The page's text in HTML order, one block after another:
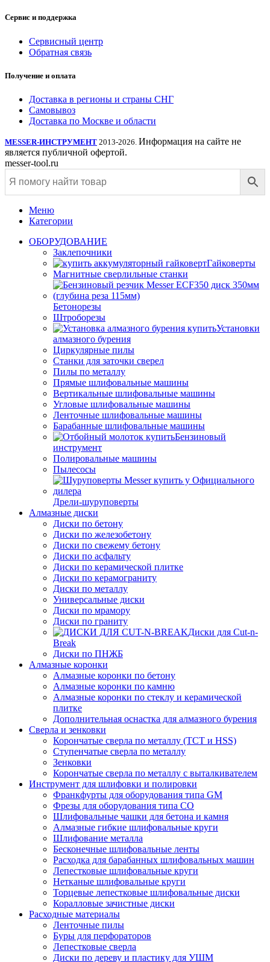
Сервис и поддержка
Сервисный центр
Обратная связь
Получение и оплата
Доставка в регионы и страны СНГ
Самовывоз
Доставка по Москве и области
MESSER-ИНСТРУМЕНТ 2013-2026. Информация на сайте не
является публичной офертой.
messer-tool.ru
Меню
Категории
ОБОРУДОВАНИЕ
Заклепочники
Гайковерты
Магнитные сверлильные станки
Бетонорезы
Штроборезы
Установки
алмазного бурения
Циркулярные пилы
Станки для заточки сверел
Пилы по металлу
Прямые шлифовальные машины
Вертикальные шлифовальные машины
Угловые шлифовальные машины
Ленточные шлифовальные машины
Барабанные шлифовальные машины
Бензиновый
инструмент
Полировальные машины
Пылесосы
Дрели-шуруповерты
Алмазные диски
Диски по бетону
Диски по железобетону
Диски по свежему бетону
Диски по асфальту
Диски по керамической плитке
Диски по керамограниту
Диски по металлу
Универсальные диски
Диски по мрамору
Диски по граниту
Диски для Cut-n-
Break
Диски по ПНЖБ
Алмазные коронки
Алмазные коронки по бетону
Алмазные коронки по камню
Алмазные коронки по стеклу и керамической
плитке
Дополнительная оснастка для алмазного бурения
Сверла и зенковки
Корончатые сверла по металлу (TCT и HSS)
Ступенчатые сверла по металлу
Зенковки
Корончатые сверла по металлу c выталкивателем
Инструмент для шлифовки и полировки
Франкфурты для оборудования типа GM
Фрезы для оборудования типа СО
Шлифовальные чашки для бетона и камня
Алмазные гибкие шлифовальные круги
Шлифование металла
Бесконечные шлифовальные ленты
Расходка для барабанных шлифовальных машин
Лепестковые шлифовальные круги
Нетканые шлифовальные круги
Торцевые лепестковые шлифовальные диски
Коралловые зачистные диски
Расходные материалы
Ленточные пилы
Буры для перфораторов
Лепестковые сверла
Диски по дереву и пластику для УШМ